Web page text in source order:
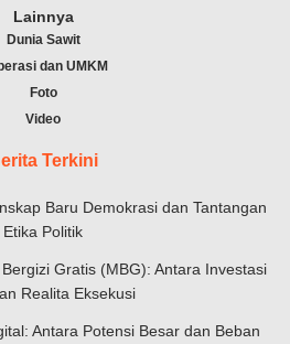
Lainnya
Dunia Sawit
dan UMKM
Foto
Video
Terkini
Baru Demokrasi dan Tantangan
Etika Politik
Gratis (MBG): Antara Investasi
Realita Eksekusi
Antara Potensi Besar dan Beban